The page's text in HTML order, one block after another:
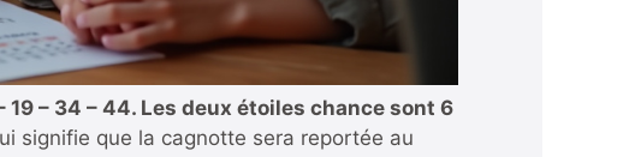
19 – 34 – 44. Les deux étoiles chance sont 6
signifie que la cagnotte sera reportée au